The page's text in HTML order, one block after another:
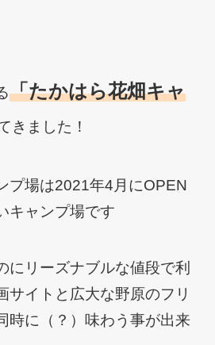
「たかはら花畑キャ
きました！
プ場は2021年4月にOPEN
キャンプ場です
にリーズナブルな値段で利
サイトと広大な野原のフリ
時に（？）味わう事が出来